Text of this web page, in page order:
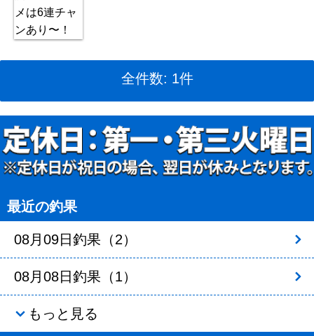
全件数: 1件
最近の釣果
08月09日釣果（2）
08月08日釣果（1）
もっと見る